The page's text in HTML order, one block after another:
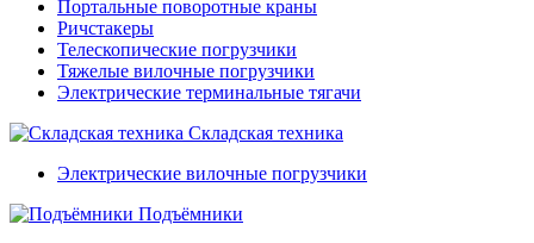
Портальные поворотные краны
Ричстакеры
Телескопические погрузчики
Тяжелые вилочные погрузчики
Электрические терминальные тягачи
Складская техника
Электрические вилочные погрузчики
Подъёмники